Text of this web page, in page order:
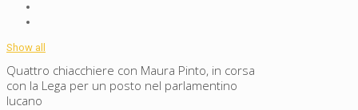
Show all
Quattro chiacchiere con Maura Pinto, in corsa
con la Lega per un posto nel parlamentino
lucano